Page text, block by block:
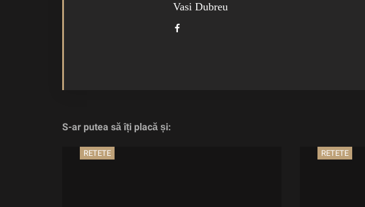
Vasi Dubreu
S-ar putea să îți placă și:
RETETE RETETE